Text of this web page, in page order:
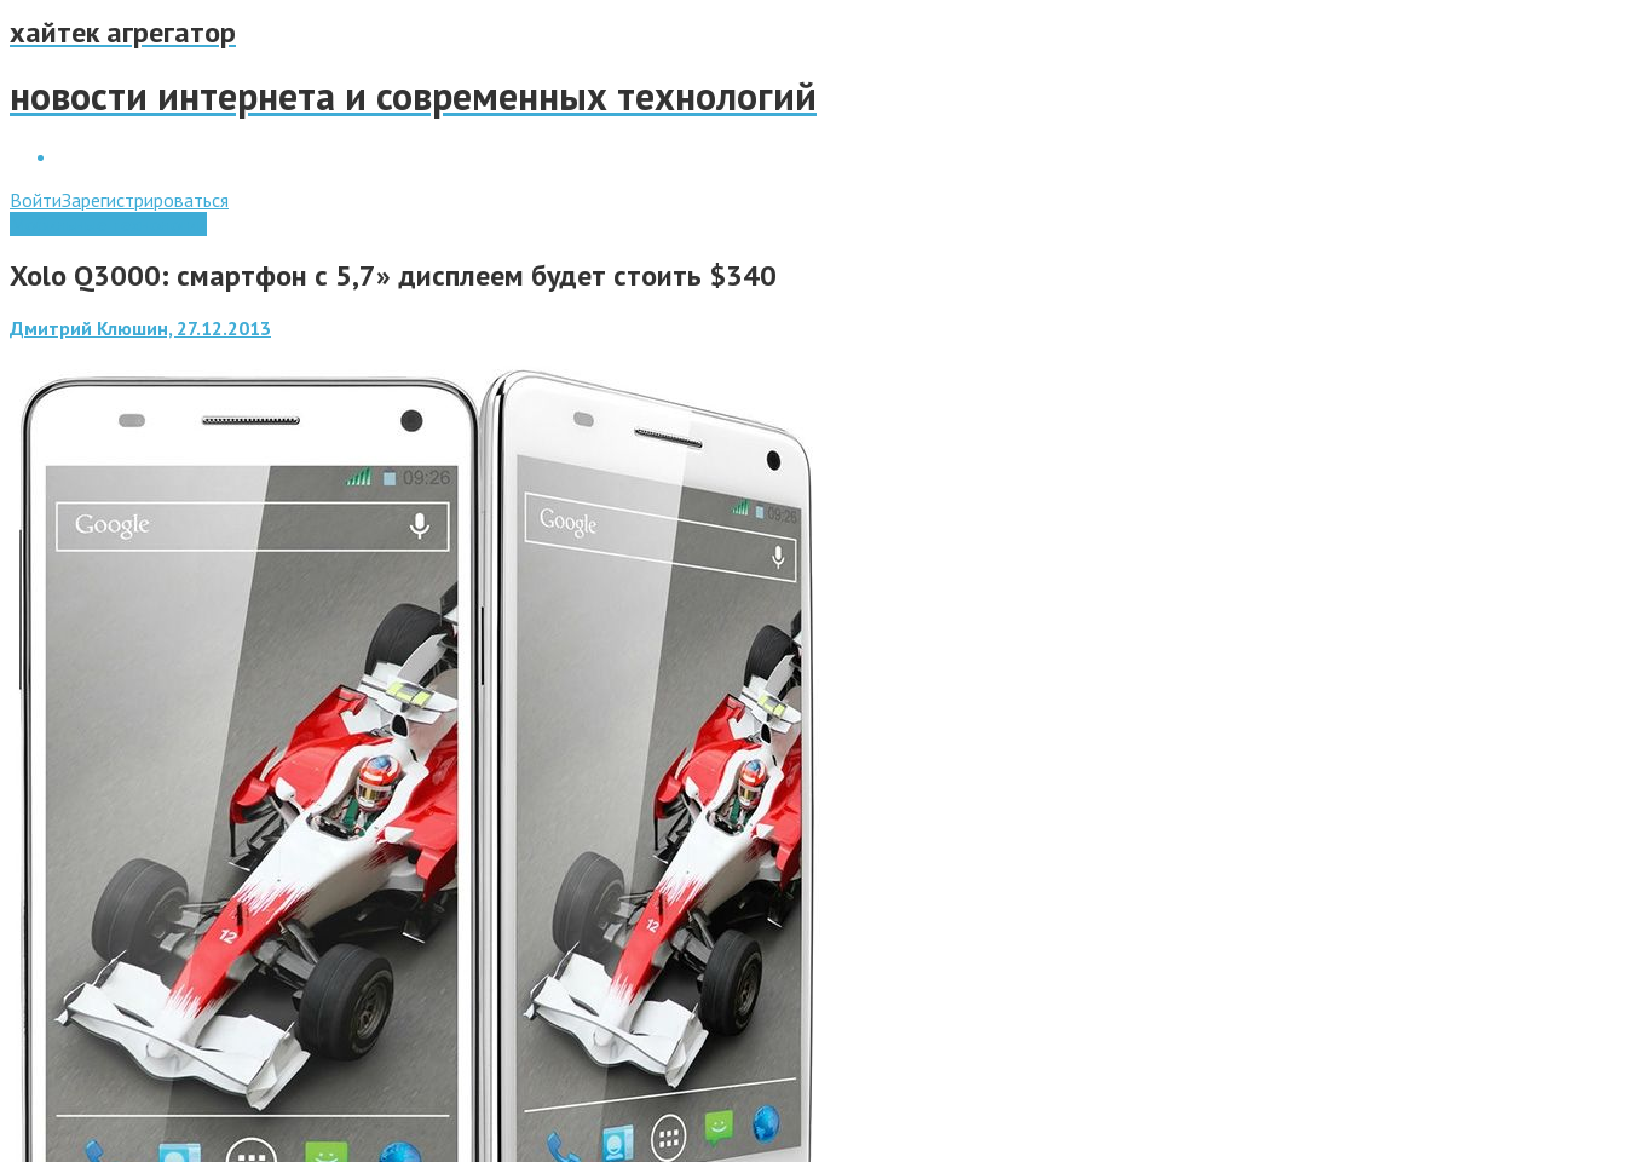
хайтек агрегатор
новости интернета и современных технологий
ВойтиЗарегистрироваться
Xolo Q3000: смартфон с 5,7» дисплеем будет стоить $340
Дмитрий Клюшин, 27.12.2013